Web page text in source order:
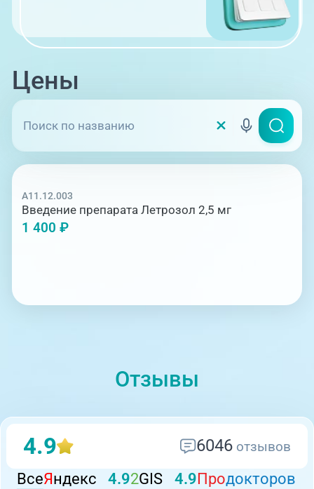
Цены
A11.12.003
Введение препарата Летрозол 2,5 мг
1 400 ₽
Отзывы
4.9 6046отзывов
ВсеЯндекс 4.92GIS 4.9Продокторов